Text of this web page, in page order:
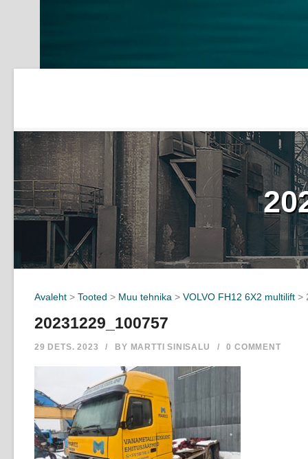
Avaleht > Tooted > Muu tehnika > VOLVO FH12 6X2 multilift >
20231229_100757
29 DETS. 2023 / BY MARTTI SINISALU / 0 COMMENT